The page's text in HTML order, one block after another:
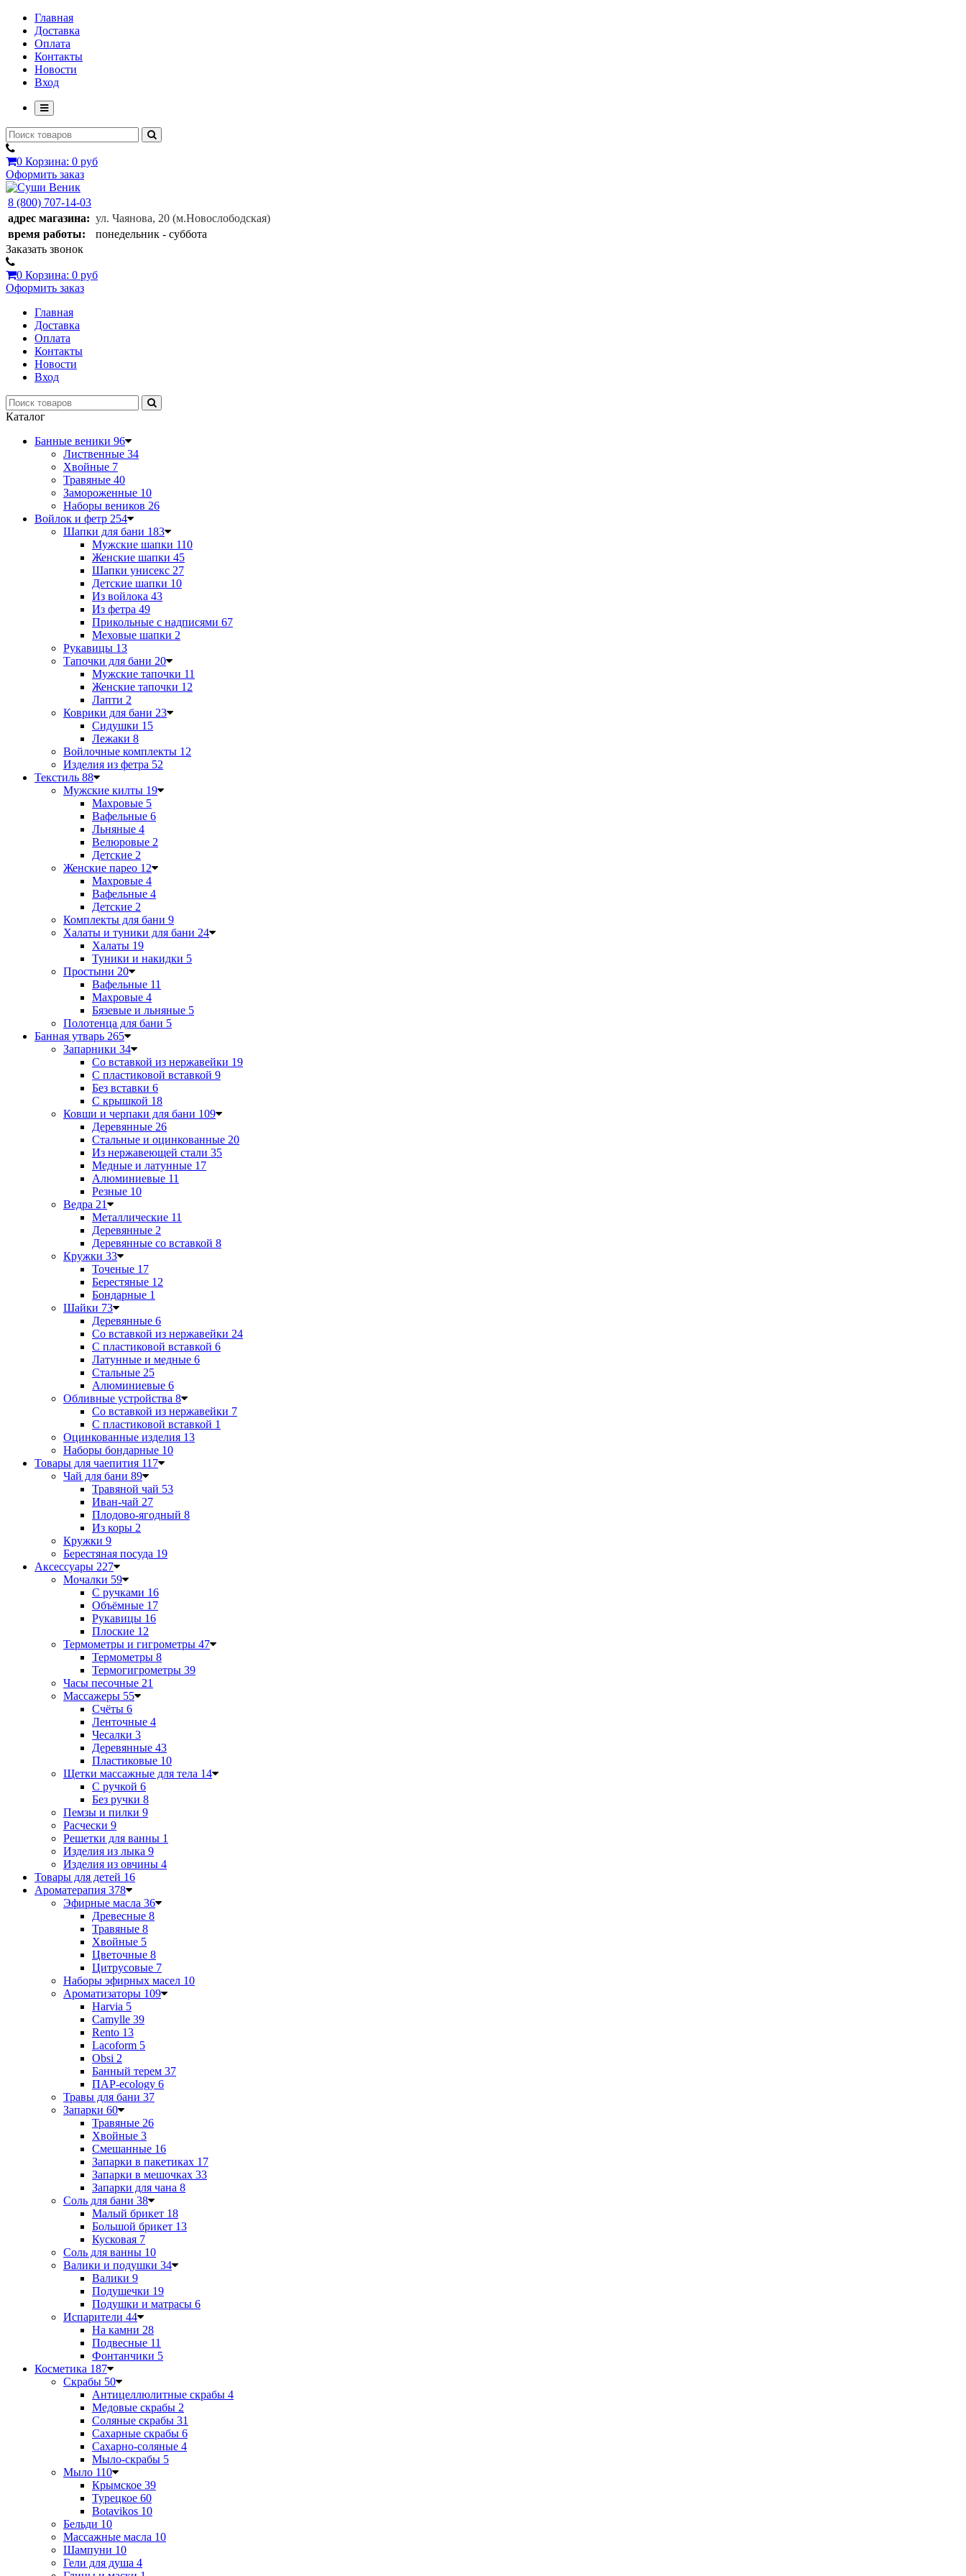
Главная
Доставка
Оплата
Контакты
Новости
Вход
0 Корзина: 0 руб
Оформить заказ
8 (800) 707-14-03
адрес магазина: ул. Чаянова, 20 (м.Новослободская)
время работы:
понедельник - суббота
Заказать звонок
0 Корзина: 0 руб
Оформить заказ
Главная
Доставка
Оплата
Контакты
Новости
Вход
Каталог
Банные веники 96
Лиственные 34
Хвойные 7
Травяные 40
Замороженные 10
Наборы веников 26
Войлок и фетр 254
Шапки для бани 183
Мужские шапки 110
Женские шапки 45
Шапки унисекс 27
Детские шапки 10
Из войлока 43
Из фетра 49
Прикольные с надписями 67
Меховые шапки 2
Рукавицы 13
Тапочки для бани 20
Мужские тапочки 11
Женские тапочки 12
Лапти 2
Коврики для бани 23
Сидушки 15
Лежаки 8
Войлочные комплекты 12
Изделия из фетра 52
Текстиль 88
Мужские килты 19
Махровые 5
Вафельные 6
Льняные 4
Велюровые 2
Детские 2
Женские парео 12
Махровые 4
Вафельные 4
Детские 2
Комплекты для бани 9
Халаты и туники для бани 24
Халаты 19
Туники и накидки 5
Простыни 20
Вафельные 11
Махровые 4
Бязевые и льняные 5
Полотенца для бани 5
Банная утварь 265
Запарники 34
Со вставкой из нержавейки 19
С пластиковой вставкой 9
Без вставки 6
С крышкой 18
Ковши и черпаки для бани 109
Деревянные 26
Стальные и оцинкованные 20
Из нержавеющей стали 35
Медные и латунные 17
Алюминиевые 11
Резные 10
Ведра 21
Металлические 11
Деревянные 2
Деревянные со вставкой 8
Кружки 33
Точеные 17
Берестяные 12
Бондарные 1
Шайки 73
Деревянные 6
Со вставкой из нержавейки 24
С пластиковой вставкой 6
Латунные и медные 6
Стальные 25
Алюминиевые 6
Обливные устройства 8
Со вставкой из нержавейки 7
С пластиковой вставкой 1
Оцинкованные изделия 13
Наборы бондарные 10
Товары для чаепития 117
Чай для бани 89
Травяной чай 53
Иван-чай 27
Плодово-ягодный 8
Из коры 2
Кружки 9
Берестяная посуда 19
Аксессуары 227
Мочалки 59
С ручками 16
Объёмные 17
Рукавицы 16
Плоские 12
Термометры и гигрометры 47
Термометры 8
Термогигрометры 39
Часы песочные 21
Массажеры 55
Счёты 6
Ленточные 4
Чесалки 3
Деревянные 43
Пластиковые 10
Щетки массажные для тела 14
С ручкой 6
Без ручки 8
Пемзы и пилки 9
Расчески 9
Решетки для ванны 1
Изделия из лыка 9
Изделия из овчины 4
Товары для детей 16
Ароматерапия 378
Эфирные масла 36
Древесные 8
Травяные 8
Хвойные 5
Цветочные 8
Цитрусовые 7
Наборы эфирных масел 10
Ароматизаторы 109
Harvia 5
Camylle 39
Rento 13
Lacoform 5
Obsi 2
Банный терем 37
ПАР-ecology 6
Травы для бани 37
Запарки 60
Травяные 26
Хвойные 3
Смешанные 16
Запарки в пакетиках 17
Запарки в мешочках 33
Запарки для чана 8
Соль для бани 38
Малый брикет 18
Большой брикет 13
Кусковая 7
Соль для ванны 10
Валики и подушки 34
Валики 9
Подушечки 19
Подушки и матрасы 6
Испарители 44
На камни 28
Подвесные 11
Фонтанчики 5
Косметика 187
Скрабы 50
Антицеллюлитные скрабы 4
Медовые скрабы 2
Соляные скрабы 31
Сахарные скрабы 6
Сахарно-соляные 4
Мыло-скрабы 5
Мыло 110
Крымское 39
Турецкое 60
Botavikos 10
Бельди 10
Массажные масла 10
Шампуни 10
Гели для душа 4